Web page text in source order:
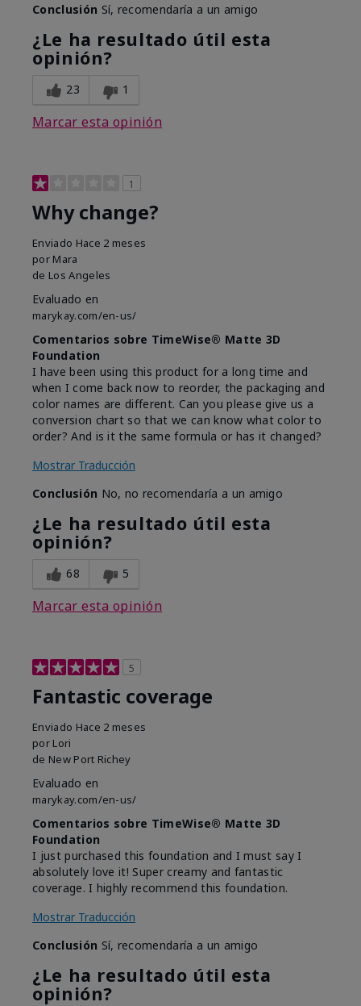
Conclusión Sí, recomendaría a un amigo
¿Le ha resultado útil esta
opinión?
23 1
Marcar esta opinión
1
Why change?
Enviado Hace 2 meses
por Mara
de Los Angeles
Evaluado en
marykay.com/en-us/
Comentarios sobre TimeWise® Matte 3D
Foundation
I have been using this product for a long time and
when I come back now to reorder, the packaging and
color names are different. Can you please give us a
conversion chart so that we can know what color to
order? And is it the same formula or has it changed?
Mostrar Traducción
Conclusión No, no recomendaría a un amigo
¿Le ha resultado útil esta
opinión?
68 5
Marcar esta opinión
5
Fantastic coverage
Enviado Hace 2 meses
por Lori
de New Port Richey
Evaluado en
marykay.com/en-us/
Comentarios sobre TimeWise® Matte 3D
Foundation
I just purchased this foundation and I must say I
absolutely love it! Super creamy and fantastic
coverage. I highly recommend this foundation.
Mostrar Traducción
Conclusión Sí, recomendaría a un amigo
¿Le ha resultado útil esta
opinión?